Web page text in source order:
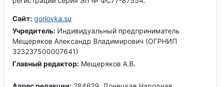
Сайт: gorlovka.su
Учредитель: Индивидуальный предприниматель
Мещеряков Александр Владимирович (ОГРНИП
323237500007641)
Главный редактор: Мещеряков А.В.